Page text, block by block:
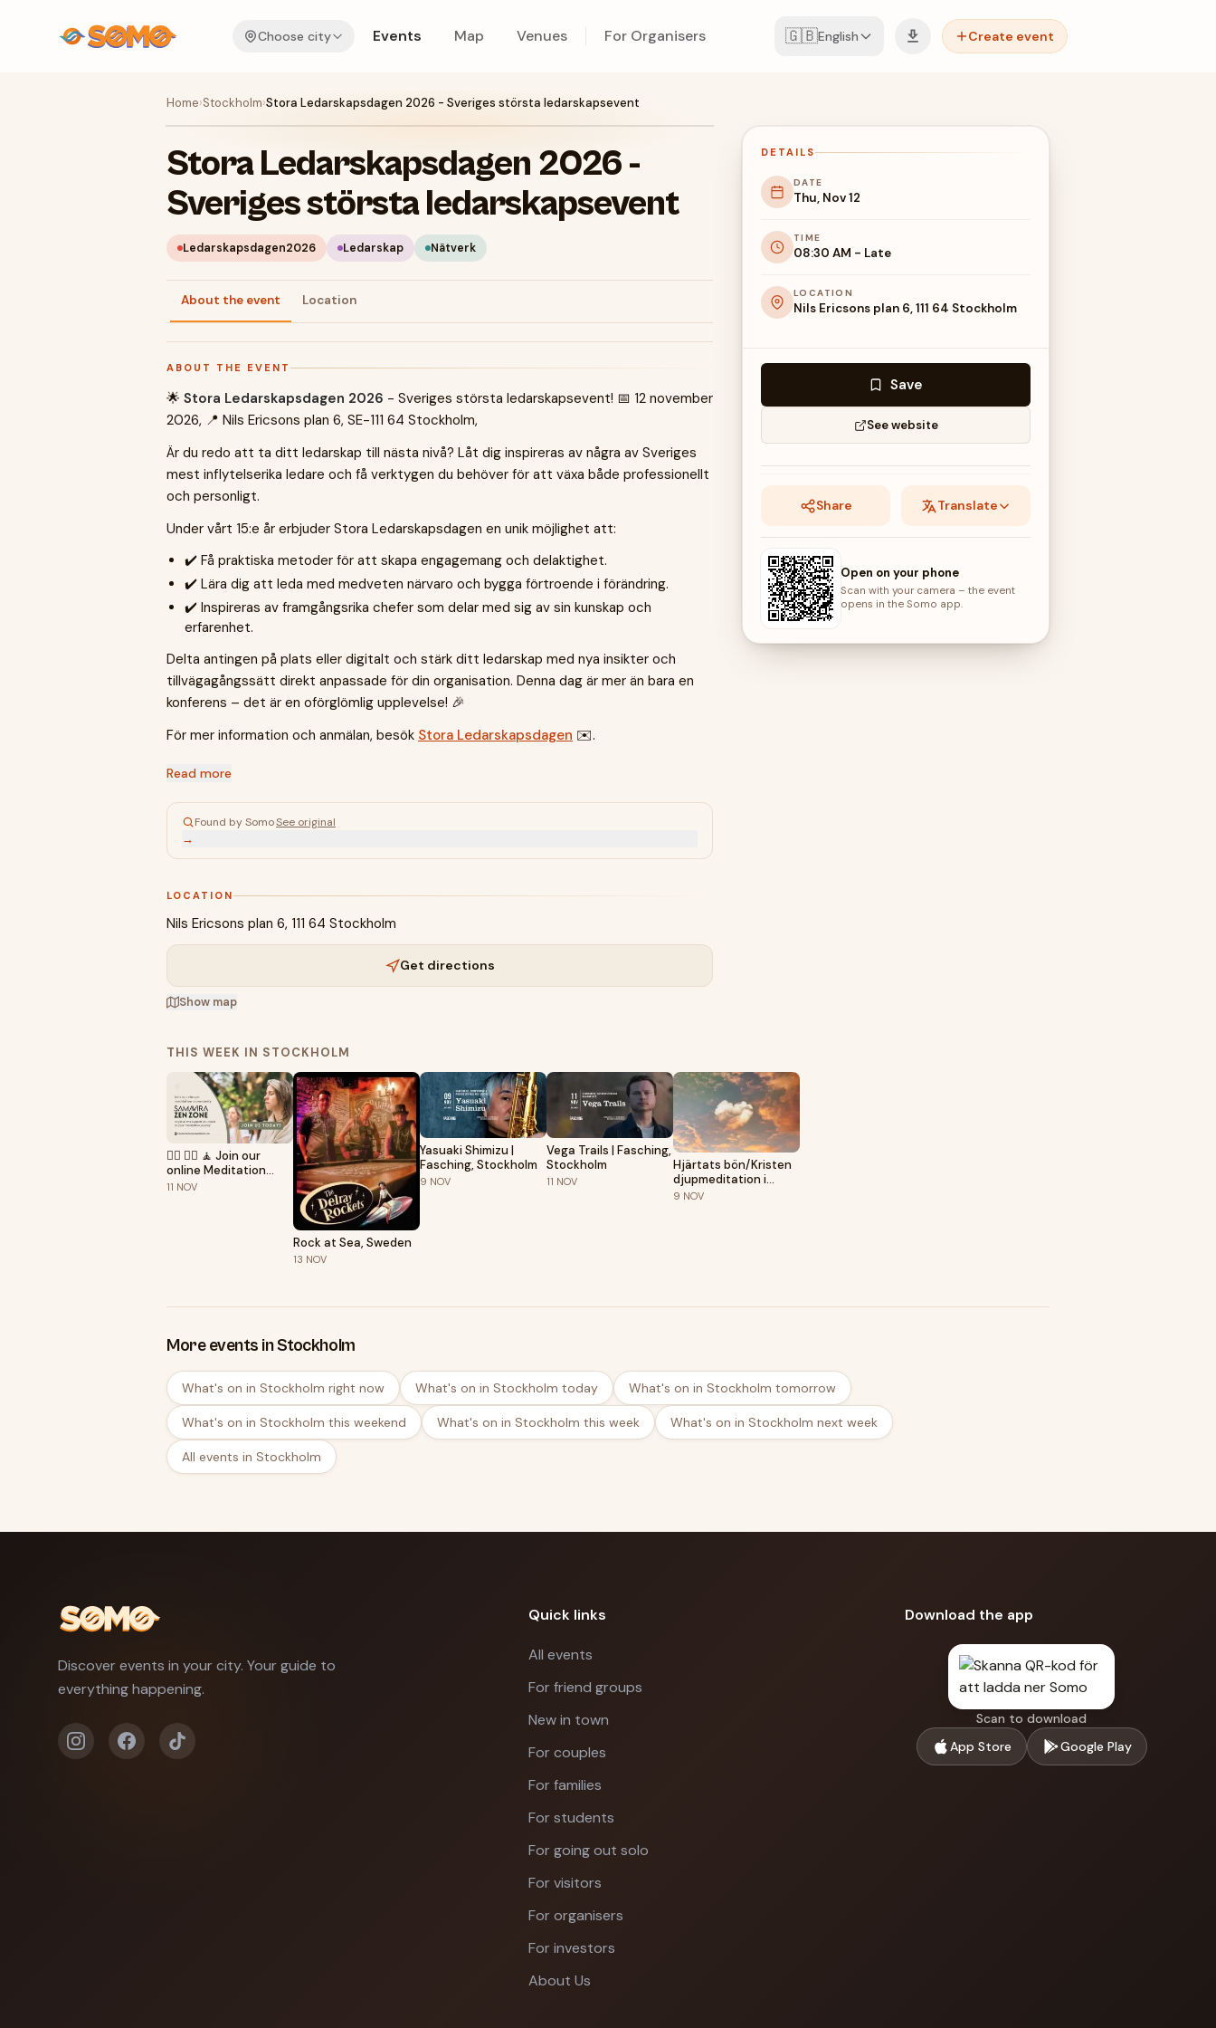
Choose city Events Map Venues For Organisers 🇬🇧English Create event
Home›Stockholm›Stora Ledarskapsdagen 2026 - Sveriges största ledarskapsevent
Stora Ledarskapsdagen 2026 -
Sveriges största ledarskapsevent
Ledarskapsdagen2026 Ledarskap Nätverk
About the event Location
ABOUT THE EVENT
🌟 Stora Ledarskapsdagen 2026 - Sveriges största ledarskapsevent! 📅 12 november
2026, 📍 Nils Ericsons plan 6, SE-111 64 Stockholm,
Är du redo att ta ditt ledarskap till nästa nivå? Låt dig inspireras av några av Sveriges
mest inflytelserika ledare och få verktygen du behöver för att växa både professionellt
och personligt.
Under vårt 15:e år erbjuder Stora Ledarskapsdagen en unik möjlighet att:
✔️ Få praktiska metoder för att skapa engagemang och delaktighet.
✔️ Lära dig att leda med medveten närvaro och bygga förtroende i förändring.
✔️ Inspireras av framgångsrika chefer som delar med sig av sin kunskap och
erfarenhet.
Delta antingen på plats eller digitalt och stärk ditt ledarskap med nya insikter och
tillvägagångssätt direkt anpassade för din organisation. Denna dag är mer än bara en
konferens – det är en oförglömlig upplevelse! 🎉
För mer information och anmälan, besök Stora Ledarskapsdagen ✉️.
Read more
Found by SomoSee original
→
LOCATION
Nils Ericsons plan 6, 111 64 Stockholm
Get directions
Show map
DETAILS
DATE
Thu, Nov 12
TIME
08:30 AM - Late
LOCATION
Nils Ericsons plan 6, 111 64 Stockholm
Save
See website
Share Translate
Open on your phone
Scan with your camera – the event
opens in the Somo app.
THIS WEEK IN STOCKHOLM
🧘‍♂️ 🧘‍♀️ 🧘 Join our
online Meditation
Community!
11 NOV
Rock at Sea, Sweden
13 NOV
Yasuaki Shimizu |
Fasching, Stockholm
9 NOV
Vega Trails | Fasching,
Stockholm
11 NOV
Hjärtats bön/Kristen
djupmeditation i
Kungsholms kyrka
9 NOV
More events in Stockholm
What's on in Stockholm right now What's on in Stockholm today What's on in Stockholm tomorrow
What's on in Stockholm this weekend What's on in Stockholm this week What's on in Stockholm next week
All events in Stockholm
Discover events in your city. Your guide to
everything happening.
Quick links
All events
For friend groups
New in town
For couples
For families
For students
For going out solo
For visitors
For organisers
For investors
About Us
Download the app
Scan to download
App Store
Google Play